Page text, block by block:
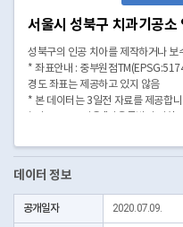
서울시 성북구 치과기공소
성북구의 인공 치아를 제작하거나 보
* 좌표안내 : 중부원점
경도 좌표는 제공하고 있지 않음
* 본 데이터는 3일전 자료를 제공합
(https://data.seoul.go.kr/
데이터 정보
공개일자 2020.07.09.